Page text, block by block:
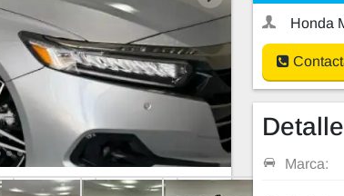
Honda
Marca: